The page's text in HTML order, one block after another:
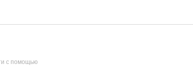
с помощью